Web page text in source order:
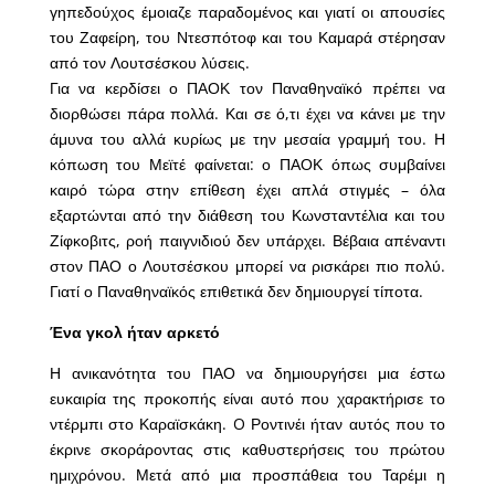
γηπεδούχος έμοιαζε παραδομένος και γιατί οι απουσίες
του Ζαφείρη, του Ντεσπότοφ και του Καμαρά στέρησαν
από τον Λουτσέσκου λύσεις.
Για να κερδίσει ο ΠΑΟΚ τον Παναθηναϊκό πρέπει να
διορθώσει πάρα πολλά. Και σε ό,τι έχει να κάνει με την
άμυνα του αλλά κυρίως με την μεσαία γραμμή του. Η
κόπωση του Μεϊτέ φαίνεται: ο ΠΑΟΚ όπως συμβαίνει
καιρό τώρα στην επίθεση έχει απλά στιγμές – όλα
εξαρτώνται από την διάθεση του Κωνσταντέλια και του
Ζίφκοβιτς, ροή παιγνιδιού δεν υπάρχει. Βέβαια απέναντι
στον ΠΑΟ ο Λουτσέσκου μπορεί να ρισκάρει πιο πολύ.
Γιατί ο Παναθηναϊκός επιθετικά δεν δημιουργεί τίποτα.
Ένα γκολ ήταν αρκετό
Η ανικανότητα του ΠΑΟ να δημιουργήσει μια έστω
ευκαιρία της προκοπής είναι αυτό που χαρακτήρισε το
ντέρμπι στο Καραϊσκάκη. O Ροντινέι ήταν αυτός που το
έκρινε σκοράροντας στις καθυστερήσεις του πρώτου
ημιχρόνου. Μετά από μια προσπάθεια του Ταρέμι η